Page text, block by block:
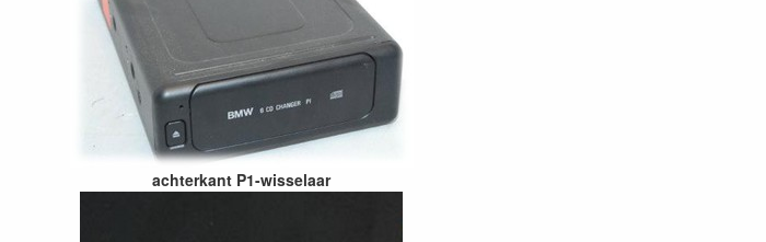
achterkant P1-wisselaar